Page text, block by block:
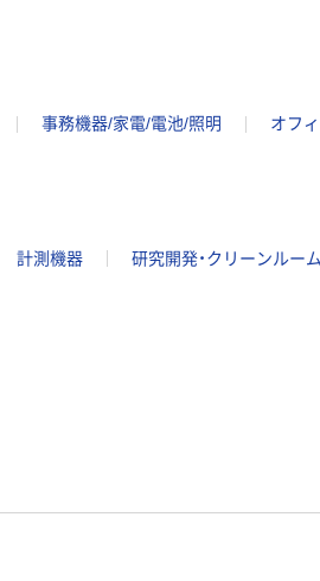
事務機器/家電/電池/照明 オフ
計測機器 研究開発・クリーンルー